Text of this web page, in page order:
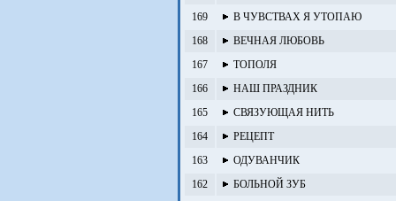
169
В ЧУВСТВАХ Я УТОПАЮ
168
ВЕЧНАЯ ЛЮБОВЬ
167
ТОПОЛЯ
166
НАШ ПРАЗДНИК
165
СВЯЗУЮЩАЯ НИТЬ
164
РЕЦЕПТ
163
ОДУВАНЧИК
162
БОЛЬНОЙ ЗУБ